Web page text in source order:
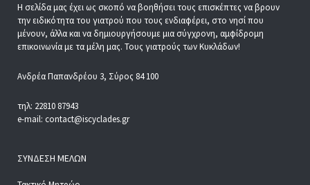
Η σελίδα μας έχει ως σκοπό να βοηθήσει τους επισκέπτες να βρουν
την ειδικότητα του γιατρού που τους ενδιαφέρει, στο νησί που
μένουν, άλλα και να δημιουργήσουμε μια σύγχρονη, αμφίδρομη
επικοινωνία με τα μέλη μας. Τους γιατρούς των Κυκλάδων!
Ανδρέα Παπανδρέου 3, Σύρος 84 100
τηλ: 22810 87943
e-mail: contact@iscyclades.gr
ΣΎΝΔΕΣΗ ΜΕΛΏΝ